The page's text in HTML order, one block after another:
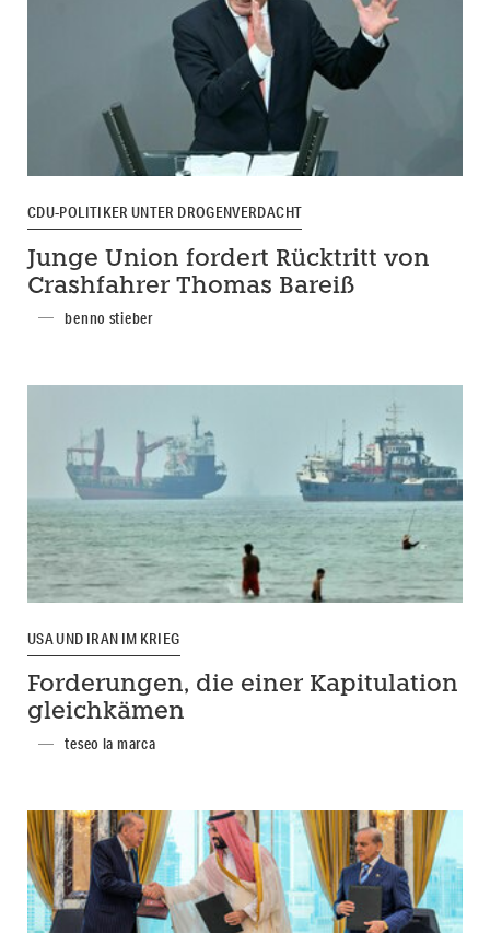
CDU-POLITIKER UNTER DROGENVERDACHT
Junge Union fordert Rücktritt von
Crashfahrer Thomas Bareiß
benno stieber
USA UND IRAN IM KRIEG
Forderungen, die einer Kapitulation
gleichkämen
teseo la marca